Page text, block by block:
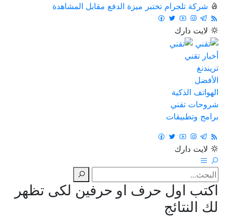
شركة تلجرام تختبر ميزة الدفع مقابل المشاهدة
لايت دارك
أخبار تقني
تريندنغ
الأفضل
الهواتف الذكية
شروحات تقني
برامج وتطبيقات
لايت دارك
اكتب اول حرف او حرفين لكى تظهر
لك النتائج